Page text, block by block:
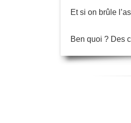
Et si on brûle
Ben quoi ? Des